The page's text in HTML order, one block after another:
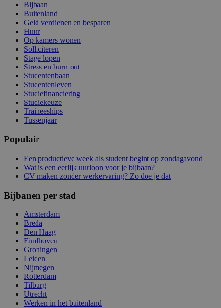
Bijbaan
Buitenland
Geld verdienen en besparen
Huur
Op kamers wonen
Solliciteren
Stage lopen
Stress en burn-out
Studentenbaan
Studentenleven
Studiefinanciering
Studiekeuze
Traineeships
Tussenjaar
Populair
Een productieve week als student begint op zondagavond
Wat is een eerlijk uurloon voor je bijbaan?
CV maken zonder werkervaring? Zo doe je dat
Bijbanen per stad
Amsterdam
Breda
Den Haag
Eindhoven
Groningen
Leiden
Nijmegen
Rotterdam
Tilburg
Utrecht
Werken in het buitenland